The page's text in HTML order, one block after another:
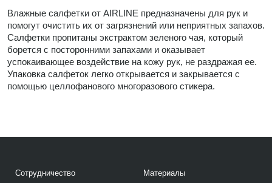
Влажные салфетки от AIRLINE предназначены для рук и
помогут очистить их от загрязнений или неприятных запахов.
Салфетки пропитаны экстрактом зеленого чая, который
борется с посторонними запахами и оказывает
успокаивающее воздействие на кожу рук, не раздражая ее.
Упаковка салфеток легко открывается и закрывается с
помощью целлофанового многоразового стикера.
Сотрудничество Материалы